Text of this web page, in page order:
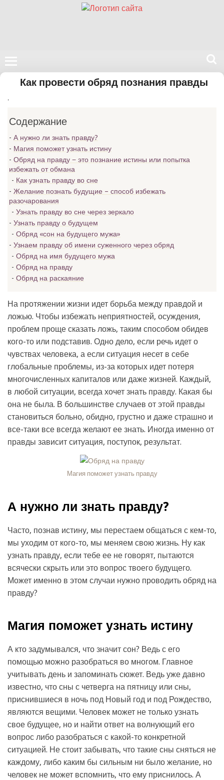
Поиск
нашем
Как провести обряд познания правды
.
Содержание
А нужно ли знать правду?
Магия поможет узнать истину
Обряд на правду − это познание истины или попытка
избежать от обмана
Как узнать правду во сне
Желание познать будущие – способ избежать
разочарования
Узнать правду во сне через зеркало
Узнать правду о будущем
Обряд «сон на будущего мужа»
Узнаем правду об имени суженного через обряд
Обряд на имя будущего мужа
Обряд на правду
Обряд на раскаяние
На протяжении жизни идет борьба между правдой и
ложью. Чтобы избежать неприятностей, осуждения,
проблем проще сказать ложь, таким способом обидев
кого-то или подставив. Одно дело, если речь идет о
чувствах человека, а если ситуация несет в себе
глобальные проблемы, из-за которых идет потеря
многочисленных капиталов или даже жизней. Каждый,
в любой ситуации, всегда хочет знать правду. Какая бы
она не была. В большинстве случаев от этой правды
становиться больно, обидно, грустно и даже страшно и
все-таки все всегда желают ее знать. Иногда именно от
правды зависит ситуация, поступок, результат.
Магия поможет узнать правду
А нужно ли знать правду?
Часто, познав истину, мы перестаем общаться с кем-то,
мы уходим от кого-то, мы меняем свою жизнь. Ну как
узнать правду, если тебе ее не говорят, пытаются
всячески скрыть или это вопрос твоего будущего.
Может именно в этом случаи нужно проводить обряд на
правду?
Магия поможет узнать истину
А кто задумывался, что значит сон? Ведь с его
помощью можно разобраться во многом. Главное
учитывать день и запоминать сюжет. Ведь уже давно
известно, что сны с четверга на пятницу или сны,
приснившиеся в ночь под Новый год и под Рождество,
являются вещими. Человек может не только узнать
свое будущее, но и найти ответ на волнующий его
вопрос либо разобраться с какой-то конкретной
ситуацией. Не стоит забывать, что такие сны сняться не
каждому, либо каким бы сильным ни было желание, но
человек не может вспомнить, что ему приснилось. А